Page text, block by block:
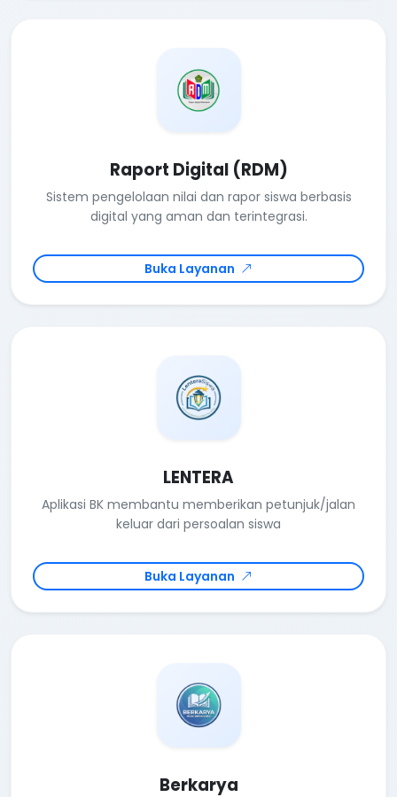
Raport Digital (RDM)
Sistem pengelolaan nilai dan rapor siswa berbasis
digital yang aman dan terintegrasi.
Buka Layanan
LENTERA
Aplikasi BK membantu memberikan petunjuk/jalan
keluar dari persoalan siswa
Buka Layanan
Berkarya